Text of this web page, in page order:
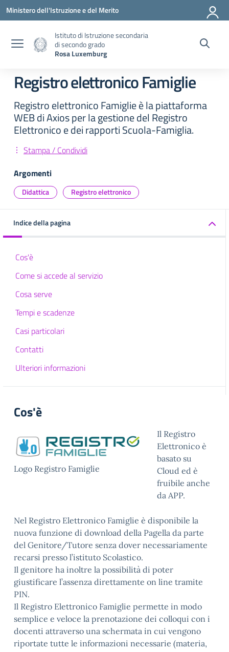
Vai ai contenuti
Vai al menu di navigazione
Vai al footer
Ministero dell'Istruzione e del Merito
Istituto di Istruzione secondaria
di secondo grado
Rosa Luxemburg
Registro elettronico Famiglie
Registro elettronico Famiglie è la piattaforma
WEB di Axios per la gestione del Registro
Elettronico e dei rapporti Scuola-Famiglia.
Stampa / Condividi
Argomenti
Didattica Registro elettronico
Indice della pagina
Cos'è
Come si accede al servizio
Cosa serve
Tempi e scadenze
Casi particolari
Contatti
Ulteriori informazioni
Cos'è
Logo Registro Famiglie
Il Registro
Elettronico è
basato su
Cloud ed è
fruibile anche
da APP.
Nel Registro Elettronico Famiglie è disponibile la
nuova funzione di download della Pagella da parte
del Genitore/Tutore senza dover necessariamente
recarsi presso l’istituto Scolastico.
Il genitore ha inoltre la possibilità di poter
giustificare l’assenza direttamente on line tramite
PIN.
Il Registro Elettronico Famiglie permette in modo
semplice e veloce la prenotazione dei colloqui con i
docenti attraverso una schermata in cui vengono
riportate tutte le informazioni necessarie (materia,